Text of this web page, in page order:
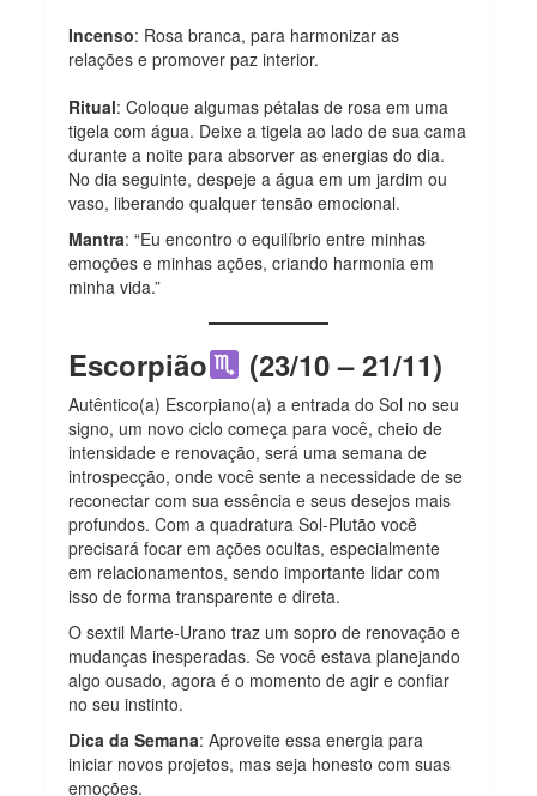
Incenso: Rosa branca, para harmonizar as
relações e promover paz interior.
Ritual: Coloque algumas pétalas de rosa em uma
tigela com água. Deixe a tigela ao lado de sua cama
durante a noite para absorver as energias do dia.
No dia seguinte, despeje a água em um jardim ou
vaso, liberando qualquer tensão emocional.
Mantra: “Eu encontro o equilíbrio entre minhas
emoções e minhas ações, criando harmonia em
minha vida.”
Escorpião (23/10 – 21/11)
Autêntico(a) Escorpiano(a) a entrada do Sol no seu
signo, um novo ciclo começa para você, cheio de
intensidade e renovação, será uma semana de
introspecção, onde você sente a necessidade de se
reconectar com sua essência e seus desejos mais
profundos. Com a quadratura Sol-Plutão você
precisará focar em ações ocultas, especialmente
em relacionamentos, sendo importante lidar com
isso de forma transparente e direta.
O sextil Marte-Urano traz um sopro de renovação e
mudanças inesperadas. Se você estava planejando
algo ousado, agora é o momento de agir e confiar
no seu instinto.
Dica da Semana: Aproveite essa energia para
iniciar novos projetos, mas seja honesto com suas
emoções.